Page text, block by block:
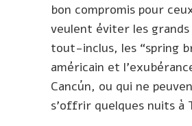
bon compromis pour
veulent éviter les
tout-inclus, les “spring
américain et
Cancún, ou qui ne
s’offrir quelques nuits à